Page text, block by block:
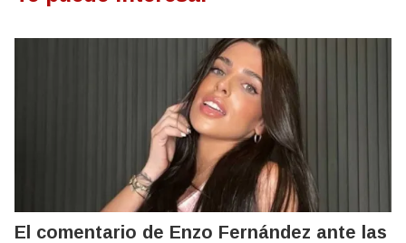
El comentario de Enzo Fernández ante las